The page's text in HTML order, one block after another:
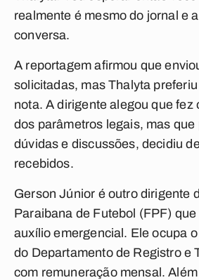
realmente é mesmo do jornal e
conversa.
A reportagem afirmou que
solicitadas, mas Thalyta
nota. A dirigente alegou que fez
dos parâmetros legais, mas que
dúvidas e discussões, decidiu
recebidos.
Gerson Júnior é outro dirigente
Paraibana de Futebol (FPF)
auxílio emergencial. Ele ocupa
do Departamento de Registro e
com remuneração mensal.